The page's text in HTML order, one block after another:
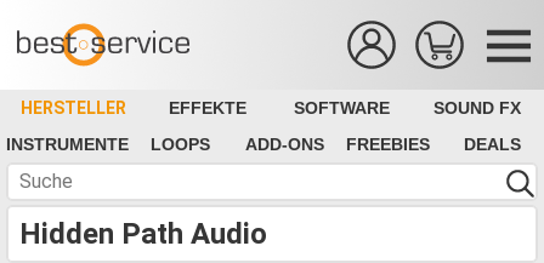
HERSTELLER EFFEKTE SOFTWARE
SOUND FX
INSTRUMENTE
LOOPS ADD-ONS FREEBIES DEALS
Hidden Path Audio